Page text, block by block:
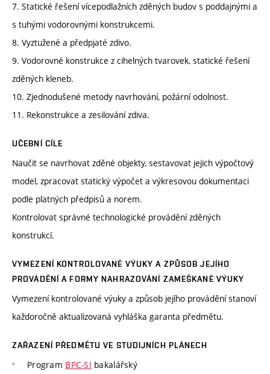
7. Statické řešení vícepodlažních zděných budov s poddajnými a
s tuhými vodorovnými konstrukcemi.
8. Vyztužené a předpjaté zdivo.
9. Vodorovné konstrukce z cihelných tvarovek, statické řešení
zděných kleneb.
10. Zjednodušené metody navrhování, požární odolnost.
11. Rekonstrukce a zesilování zdiva.
UČEBNÍ CÍLE
Naučit se navrhovat zděné objekty, sestavovat jejich výpočtový
model, zpracovat statický výpočet a výkresovou dokumentaci
podle platných předpisů a norem.
Kontrolovat správné technologické provádění zděných
konstrukcí.
VYMEZENÍ KONTROLOVANÉ VÝUKY A ZPŮSOB JEJÍHO
PROVÁDĚNÍ A FORMY NAHRAZOVÁNÍ ZAMEŠKANÉ VÝUKY
Vymezení kontrolované výuky a způsob jejího provádění stanoví
každoročně aktualizovaná vyhláška garanta předmětu.
ZAŘAZENÍ PŘEDMĚTU VE STUDIJNÍCH PLÁNECH
Program BPC-SI bakalářský